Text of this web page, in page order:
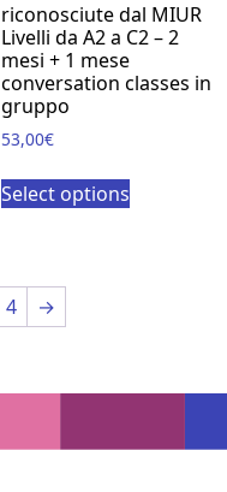
riconosciute dal MIUR
Livelli da A2 a C2 – 2
mesi + 1 mese
conversation classes in
gruppo
53,00€
Select options
4 →